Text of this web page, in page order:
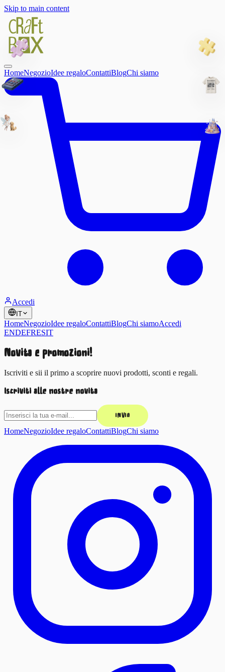
Skip to main content
HomeNegozioIdee regaloContattiBlogChi siamo
Accedi
IT
HomeNegozioIdee regaloContattiBlogChi siamoAccedi
ENDEFRESIT
Novità e promozioni!
Iscriviti e sii il primo a scoprire nuovi prodotti, sconti e regali.
Iscriviti alle nostre novità
INVIA
HomeNegozioIdee regaloContattiBlogChi siamo